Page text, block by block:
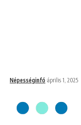
Népességinfó április 1, 2025